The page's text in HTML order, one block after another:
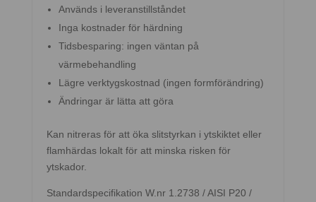
Används i leveranstillståndet
Inga kostnader för härdning
Tidsbesparing: ingen väntan på
värmebehandling
Lägre verktygskostnad (ingen formförändring)
Ändringar är lätta att göra
Kan nitreras för att öka slitstyrkan i ytskiktet eller
flamhärdas lokalt för att minska risken för
ytskador.
Standardspecifikation W.nr 1.2738 / AISI P20 /